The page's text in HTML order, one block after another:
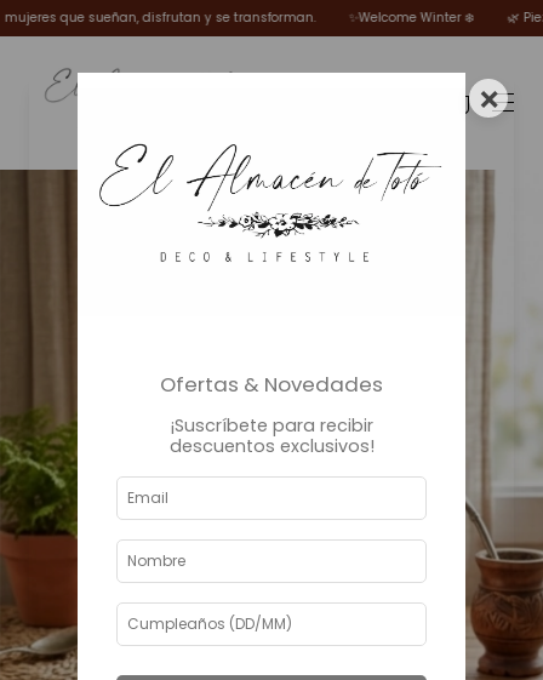
sueñan, disfrutan y se transforman. ✨Welcome Winter ❄️ 🌿 Piezas
×
Ofertas & Novedades
¡Suscríbete para recibir
descuentos exclusivos!